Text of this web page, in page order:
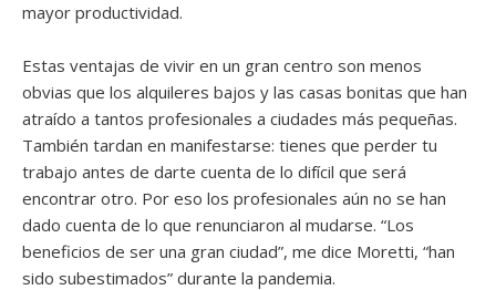
mayor productividad.
Estas ventajas de vivir en un gran centro son menos
obvias que los alquileres bajos y las casas bonitas que han
atraído a tantos profesionales a ciudades más pequeñas.
También tardan en manifestarse: tienes que perder tu
trabajo antes de darte cuenta de lo difícil que será
encontrar otro. Por eso los profesionales aún no se han
dado cuenta de lo que renunciaron al mudarse. “Los
beneficios de ser una gran ciudad”, me dice Moretti, “han
sido subestimados” durante la pandemia.